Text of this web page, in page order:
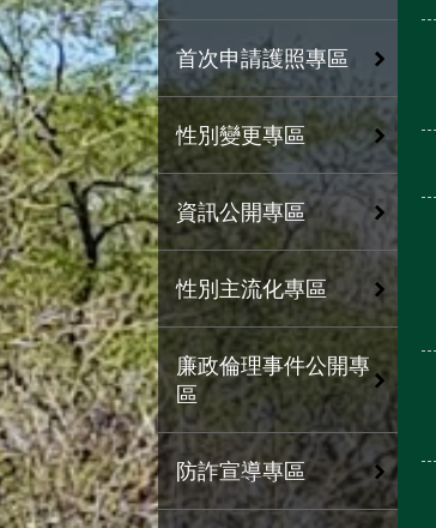
首次申請護照專區
性別變更專區
資訊公開專區
性別主流化專區
廉政倫理事件公開專
區
防詐宣導專區